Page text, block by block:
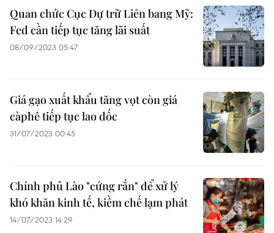
Quan chức Cục Dự trữ Liên bang Mỹ:
Fed cần tiếp tục tăng lãi suất
08/09/2023 05:47
Giá gạo xuất khẩu tăng vọt còn giá
càphê tiếp tục lao dốc
31/07/2023 00:45
Chính phủ Lào "cứng rắn" để xử lý
khó khăn kinh tế, kiềm chế lạm phát
14/07/2023 14:29